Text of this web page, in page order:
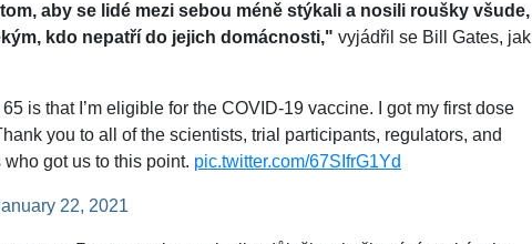
aby se lidé mezi sebou méně stýkali a nosili roušky všude,
kdo nepatří do jejich domácnosti," vyjádřil se Bill Gates, jak
is that I’m eligible for the COVID-19 vaccine. I got my first dose
you to all of the scientists, trial participants, regulators, and
got us to this point. pic.twitter.com/67SIfrG1Yd
22, 2021